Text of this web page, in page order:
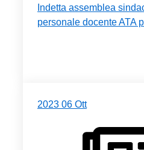
Indetta assemblea
personale docente ATA
2023 06 Ott